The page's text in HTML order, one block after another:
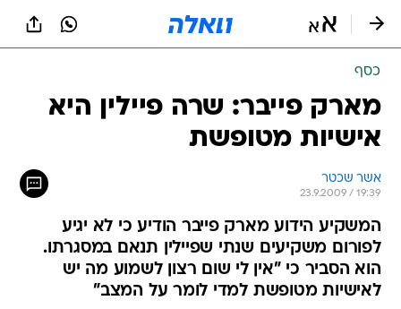
כסף
מארק פייבר: שרה פיילין היא
אישיות מטופשת
אשר שכטר
23.9.2009 / 19:39
המשקיע הידוע מארק פייבר הודיע כי לא יגיע
לפורום משקיעים שנתי שפיילין תנאם במסגרתו.
הוא הסביר כי "אין לי שום רצון לשמוע מה יש
לאישיות מטופשת למדי לומר על המצב"